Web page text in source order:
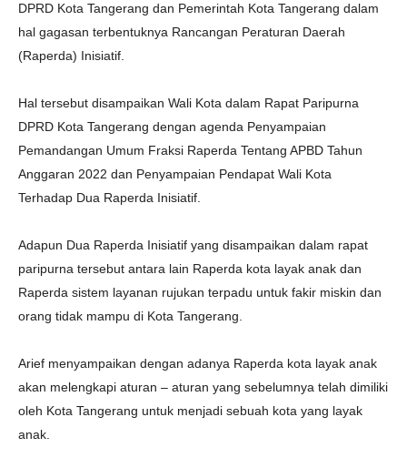
DPRD Kota Tangerang dan Pemerintah Kota Tangerang dalam
hal gagasan terbentuknya Rancangan Peraturan Daerah
(Raperda) Inisiatif.
Hal tersebut disampaikan Wali Kota dalam Rapat Paripurna
DPRD Kota Tangerang dengan agenda Penyampaian
Pemandangan Umum Fraksi Raperda Tentang APBD Tahun
Anggaran 2022 dan Penyampaian Pendapat Wali Kota
Terhadap Dua Raperda Inisiatif.
Adapun Dua Raperda Inisiatif yang disampaikan dalam rapat
paripurna tersebut antara lain Raperda kota layak anak dan
Raperda sistem layanan rujukan terpadu untuk fakir miskin dan
orang tidak mampu di Kota Tangerang.
Arief menyampaikan dengan adanya Raperda kota layak anak
akan melengkapi aturan – aturan yang sebelumnya telah dimiliki
oleh Kota Tangerang untuk menjadi sebuah kota yang layak
anak.